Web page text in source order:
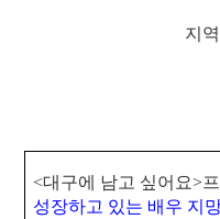
지
<대구에 남고 싶어요>
성장하고 있는 배우 지